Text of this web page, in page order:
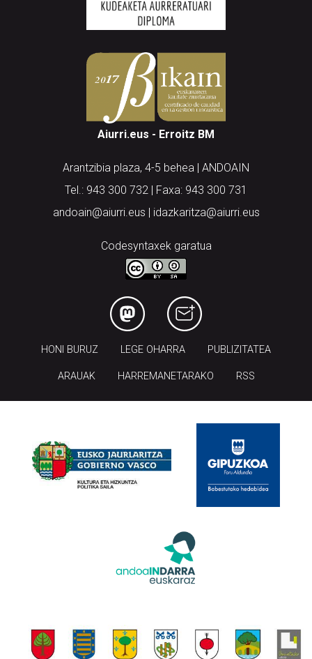
Aiurri.eus - Erroitz BM
Arantzibia plaza, 4-5 behea | ANDOAIN
Tel.: 943 300 732 | Faxa: 943 300 731
andoain@aiurri.eus | idazkaritza@aiurri.eus
Codesyntaxek garatua
HONI BURUZ LEGE OHARRA PUBLIZITATEA
ARAUAK HARREMANETARAKO RSS